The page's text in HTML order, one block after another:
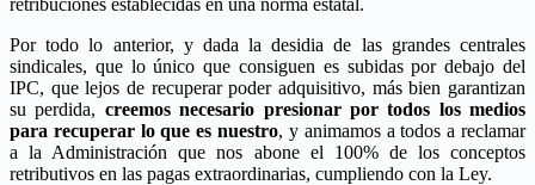
Por todo lo anterior, y dada la desidia de las grandes centrales
sindicales, que lo único que consiguen es subidas por debajo del
IPC, que lejos de recuperar poder adquisitivo, más bien garantizan
su perdida, creemos necesario presionar por todos los medios
para recuperar lo que es nuestro, y animamos a todos a reclamar
a la Administración que nos abone el 100% de los conceptos
retributivos en las pagas extraordinarias, cumpliendo con la Ley.